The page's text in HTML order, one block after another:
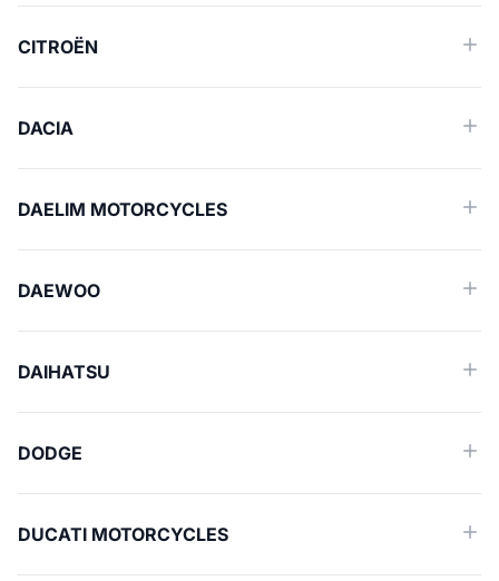
CITROËN
DACIA
DAELIM MOTORCYCLES
DAEWOO
DAIHATSU
DODGE
DUCATI MOTORCYCLES